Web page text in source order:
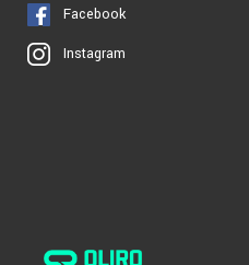
Facebook
Instagram